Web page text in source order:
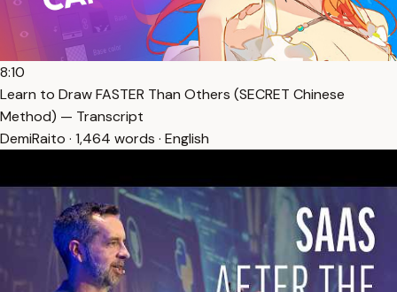
8:10
Learn to Draw FASTER Than Others (SECRET Chinese
Method) — Transcript
DemiRaito · 1,464 words · English